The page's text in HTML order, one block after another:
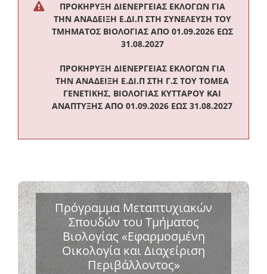
ΠΡΟΚΉΡΥΞΗ ΔΙΕΝΈΡΓΕΙΑΣ ΕΚΛΟΓΏΝ ΓΙΑ
ΤΗΝ ΑΝΆΔΕΙΞΗ Ε.ΔΙ.Π ΣΤΗ ΣΥΝΈΛΕΥΣΗ ΤΟΥ
ΤΜΉΜΑΤΟΣ ΒΙΟΛΟΓΊΑΣ ΑΠΌ 01.09.2026 ΈΩΣ
31.08.2027
ΠΡΟΚΉΡΥΞΗ ΔΙΕΝΈΡΓΕΙΑΣ ΕΚΛΟΓΏΝ ΓΙΑ
ΤΗΝ ΑΝΆΔΕΙΞΗ Ε.ΔΙ.Π ΣΤΗ Γ.Σ ΤΟΥ ΤΟΜΈΑ
ΓΕΝΕΤΙΚΉΣ, ΒΙΟΛΟΓΊΑΣ ΚΥΤΤΆΡΟΥ ΚΑΙ
ΑΝΆΠΤΥΞΗΣ ΑΠΌ 01.09.2026 ΈΩΣ 31.08.2027
Πρόγραμμα Μεταπτυχιακών
Σπουδών του Τμήματος
Βιολογίας «Εφαρμοσμένη
Οικολογία και Διαχείριση
Περιβάλλοντος»